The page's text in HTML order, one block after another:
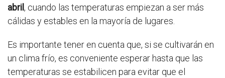
abril, cuando las temperaturas empiezan a ser más
cálidas y estables en la mayoría de lugares.
Es importante tener en cuenta que, si se cultivarán en
un clima frío, es conveniente esperar hasta que las
temperaturas se estabilicen para evitar que el